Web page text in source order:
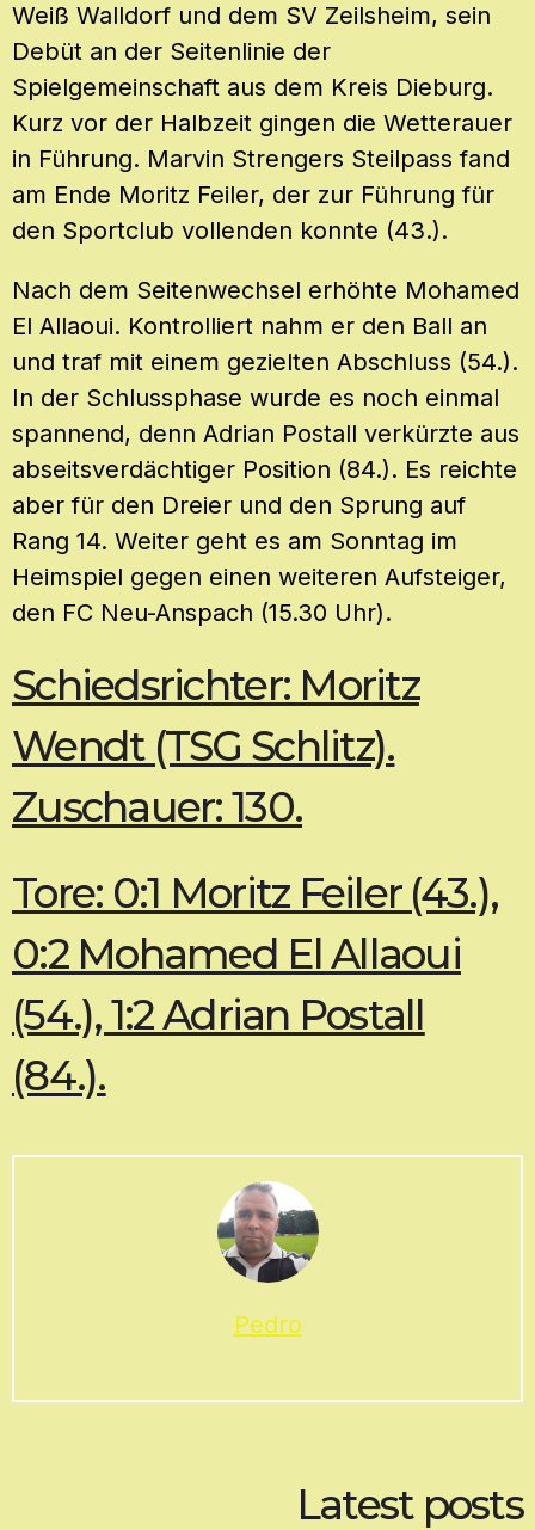
Weiß Walldorf und dem SV Zeilsheim, sein
Debüt an der Seitenlinie der
Spielgemeinschaft aus dem Kreis Dieburg.
Kurz vor der Halbzeit gingen die Wetterauer
in Führung. Marvin Strengers Steilpass fand
am Ende Moritz Feiler, der zur Führung für
den Sportclub vollenden konnte (43.).
Nach dem Seitenwechsel erhöhte Mohamed
El Allaoui. Kontrolliert nahm er den Ball an
und traf mit einem gezielten Abschluss (54.).
In der Schlussphase wurde es noch einmal
spannend, denn Adrian Postall verkürzte aus
abseitsverdächtiger Position (84.). Es reichte
aber für den Dreier und den Sprung auf
Rang 14. Weiter geht es am Sonntag im
Heimspiel gegen einen weiteren Aufsteiger,
den FC Neu-Anspach (15.30 Uhr).
Schiedsrichter: Moritz
Wendt (TSG Schlitz).
Zuschauer: 130.
Tore: 0:1 Moritz Feiler (43.),
0:2 Mohamed El Allaoui
(54.), 1:2 Adrian Postall
(84.).
Pedro
Latest posts